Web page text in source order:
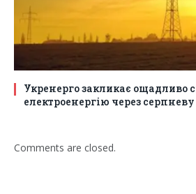
Укренерго закликає ощадливо
електроенергію через
Comments are closed.